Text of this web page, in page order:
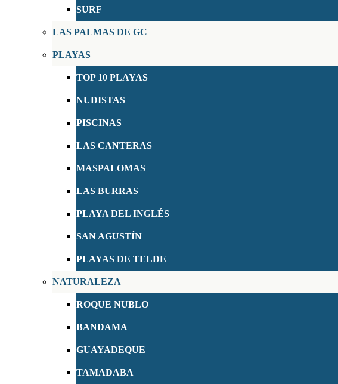
SURF
LAS PALMAS DE GC
PLAYAS
TOP 10 PLAYAS
NUDISTAS
PISCINAS
LAS CANTERAS
MASPALOMAS
LAS BURRAS
PLAYA DEL INGLÉS
SAN AGUSTÍN
PLAYAS DE TELDE
NATURALEZA
ROQUE NUBLO
BANDAMA
GUAYADEQUE
TAMADABA